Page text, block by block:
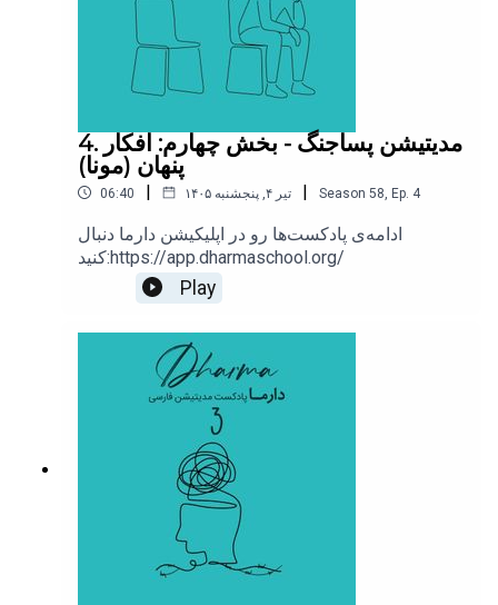
اثربخشی ضربانهای دوگوشی یا آهنگهای دوگوشی به عنوان
تکنیک کاهش استرس
اثرات تحریک ضربان‌های دوگوشی و تک گوشی بر عملکرد
شناختی افراد مختلف
65.4Hz - 69.3Hz دانلود فایل ضرباهنگ دوگانه
برای دسترسی به ضرباهنگ‌های دوگانه‌ی بیشتر به کانال زیر
https://t.me/MyBinauralBeats
4. مدیتیشن پساجنگ - بخش چهارم: افکار
پنهان (مونا)
06:40 | ۱۴۰۵ تیر ۴, پنجشنبه | Season 58, Ep. 4
ادامه‌ی پادکست‌ها رو در اپلیکیشن دارما دنبال
کنید:https://app.dharmaschool.org/
Play